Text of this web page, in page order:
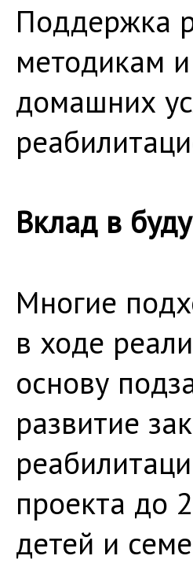
Поддержка
методикам
домашних
Вклад в
Многие
в ходе
основу
развитие
проекта до
детей и